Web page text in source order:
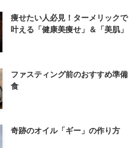
痩せたい人必見！ターメリックで
叶える「健康美痩せ」＆「美肌」
ファスティング前のおすすめ準備
食
奇跡のオイル「ギー」の作り方